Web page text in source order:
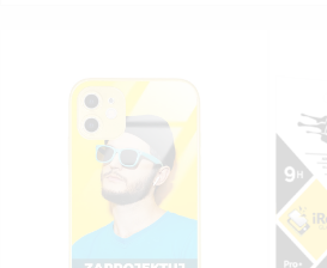
add_circle_outline
((CANCELTEXT))
((CANCELTEXT))
((CANCELTEXT))